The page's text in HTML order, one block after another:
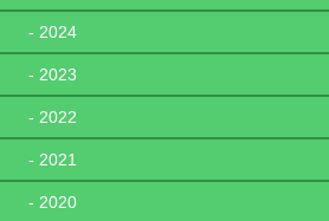
- 2024
- 2023
- 2022
- 2021
- 2020